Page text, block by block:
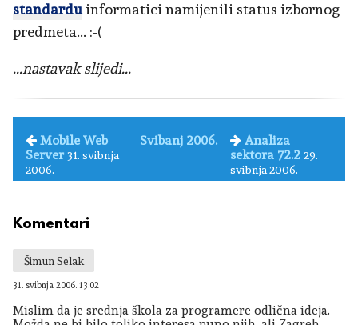
standarduinformatici namijenili status izbornog
predmeta... :-(
...nastavak slijedi...
Mobile Web
Server 31. svibnja
2006.
Svibanj 2006.
Analiza
sektora 72.2 29.
svibnja 2006.
Komentari
Šimun Selak
31. svibnja 2006. 13:02
Mislim da je srednja škola za programere odlična ideja.